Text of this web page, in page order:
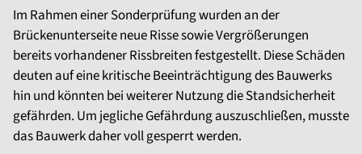
Im Rahmen einer Sonderprüfung wurden an der
Brückenunterseite neue Risse sowie Vergrößerungen
bereits vorhandener Rissbreiten festgestellt. Diese Schäden
deuten auf eine kritische Beeinträchtigung des Bauwerks
hin und könnten bei weiterer Nutzung die Standsicherheit
gefährden. Um jegliche Gefährdung auszuschließen, musste
das Bauwerk daher voll gesperrt werden.